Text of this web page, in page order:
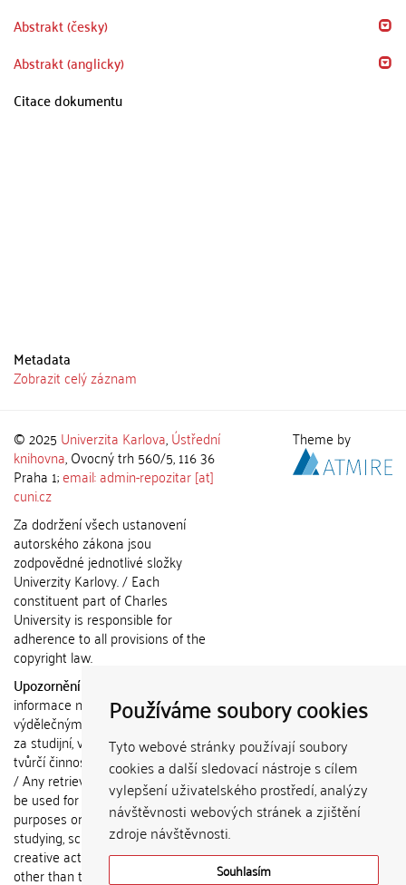
Používáme soubory cookies
Tyto webové stránky používají soubory
cookies a další sledovací nástroje s cílem
vylepšení uživatelského prostředí, analýzy
návštěvnosti webových stránek a zjištění
zdroje návštěvnosti.
Souhlasím
Abstrakt (česky)
Abstrakt (anglicky)
Citace dokumentu
Metadata
Zobrazit celý záznam
© 2025 Univerzita Karlova,Ústřední
knihovna, Ovocný trh 560/5, 116 36
Praha 1;email: admin-repozitar [at]
cuni.cz
Za dodržení všech ustanovení
autorského zákona jsou
zodpovědné jednotlivé složky
Univerzity Karlovy. / Each
constituent part of Charles
University is responsible for
adherence to all provisions of the
copyright law.
Upozornění / Notice:
informace nemohou být použity k
výdělečným účelům nebo vydávány
za studijní, vědeckou nebo jinou
tvůrčí činnost jiné osoby než autora.
/ Any retrieved information shall not
be used for any commercial
purposes or claimed as results of
studying, scientific or any other
creative activities of any person
other than the author.
Theme by